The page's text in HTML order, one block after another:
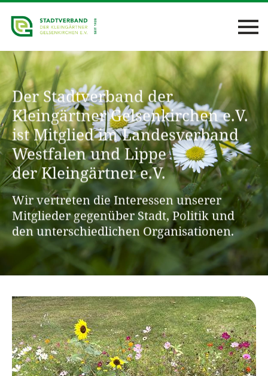
Der Stadtverband der
Kleingärtner Gelsenkirchen e.V.
ist Mitglied im Landesverband
Westfalen und Lippe
der Kleingärtner e.V.
Wir vertreten die Interessen unserer
Mitglieder gegenüber Stadt, Politik und
den unterschiedlichen Organisationen.